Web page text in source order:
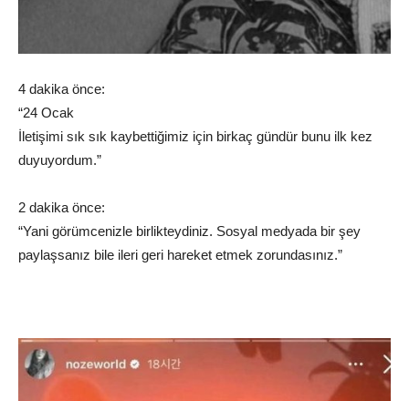
4 dakika önce:
“24 Ocak
İletişimi sık sık kaybettiğimiz için birkaç gündür bunu ilk kez
duyuyordum.”
2 dakika önce:
“Yani görümcenizle birlikteydiniz. Sosyal medyada bir şey
paylaşsanız bile ileri geri hareket etmek zorundasınız.”